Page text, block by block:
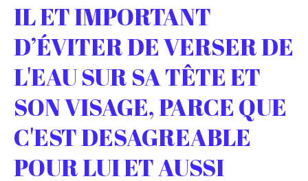
IL ET IMPORTANT
D’ÉVITER DE VERSER DE
L'EAU SUR SA TÊTE ET
SON VISAGE, PARCE QUE
C'EST DESAGREABLE
POUR LUI ET AUSSI